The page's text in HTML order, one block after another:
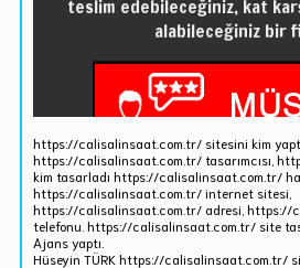
https://calisalinsaat.com.tr/ sitesini kim
https://calisalinsaat.com.tr/ tasarımcısı,
kim tasarladı https://calisalinsaat.com.tr/
https://calisalinsaat.com.tr/ internet sitesi,
https://calisalinsaat.com.tr/ adresi, https://
telefonu. https://calisalinsaat.com.tr/ site
Ajans yaptı.
Hüseyin TÜRK https://calisalinsaat.com.tr/